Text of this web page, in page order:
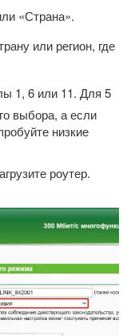
«Страна».
или регион, где
1, 6 или 11. Для 5
выбора, а если
низкие
роутер.